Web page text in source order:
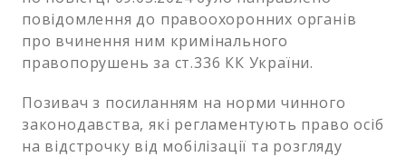
повідомлення до правоохоронних органів
про вчинення ним кримінального
правопорушень за ст.336 КК України.
Позивач з посиланням на норми чинного
законодавства, які регламентують право осіб
на відстрочку від мобілізації та розгляду